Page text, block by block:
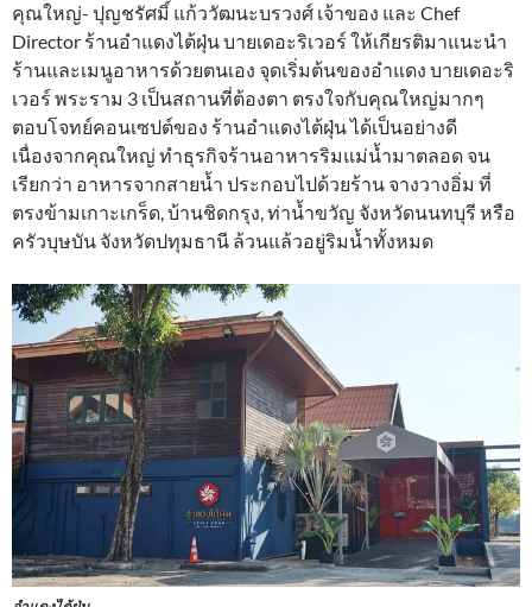
คุณใหญ่- ปุญชรัศมิ์ แก้ววัฒนะบรวงศ์ เจ้าของ และ Chef
Director ร้านอำแดงไต้ฝุ่น บายเดอะริเวอร์ ให้เกียรติมาแนะนำ
ร้านและเมนูอาหารด้วยตนเอง จุดเริ่มต้นของอำแดง บายเดอะริ
เวอร์ พระราม 3 เป็นสถานที่ต้องตา ตรงใจกับคุณใหญ่มากๆ
ตอบโจทย์คอนเซปต์ของ ร้านอำแดงไต้ฝุ่น ได้เป็นอย่างดี
เนื่องจากคุณใหญ่ ทำธุรกิจร้านอาหารริมแม่น้ำมาตลอด จน
เรียกว่า อาหารจากสายน้ำ ประกอบไปด้วยร้าน จางวางอิ่ม ที่
ตรงข้ามเกาะเกร็ด, บ้านชิดกรุง, ท่าน้ำขวัญ จังหวัดนนทบุรี หรือ
ครัวบุษบัน จังหวัดปทุมธานี ล้วนแล้วอยู่ริมน้ำทั้งหมด